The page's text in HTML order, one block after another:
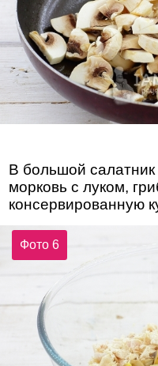
В большой
морковь с луком,
консервированную
Фото 6